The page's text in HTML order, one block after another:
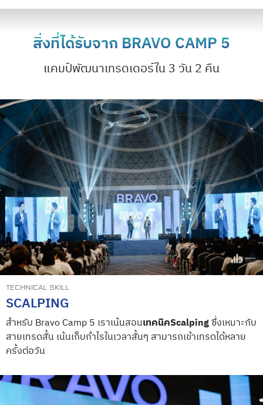
สิ่งที่ได้รับจาก BRAVO CAMP 5
แคมป์พัฒนาเทรดเดอร์ใน 3 วัน 2 คืน
TECHNICAL SKILL
SCALPING
สำหรับ Bravo Camp 5 เราเน้นสอนเทคนิคScalpingซึ่งเหมาะกับ
สายเทรดสั้น เน้นเก็บกำไรในเวลาสั้นๆ สามารถเข้าเทรดได้หลาย
ครั้งต่อวัน